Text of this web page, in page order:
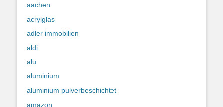
aachen
acrylglas
adler immobilien
aldi
alu
aluminium
aluminium pulverbeschichtet
amazon